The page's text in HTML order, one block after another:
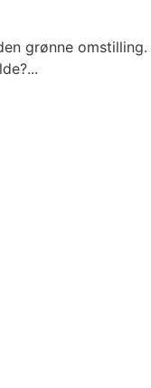
grønne omstilling.